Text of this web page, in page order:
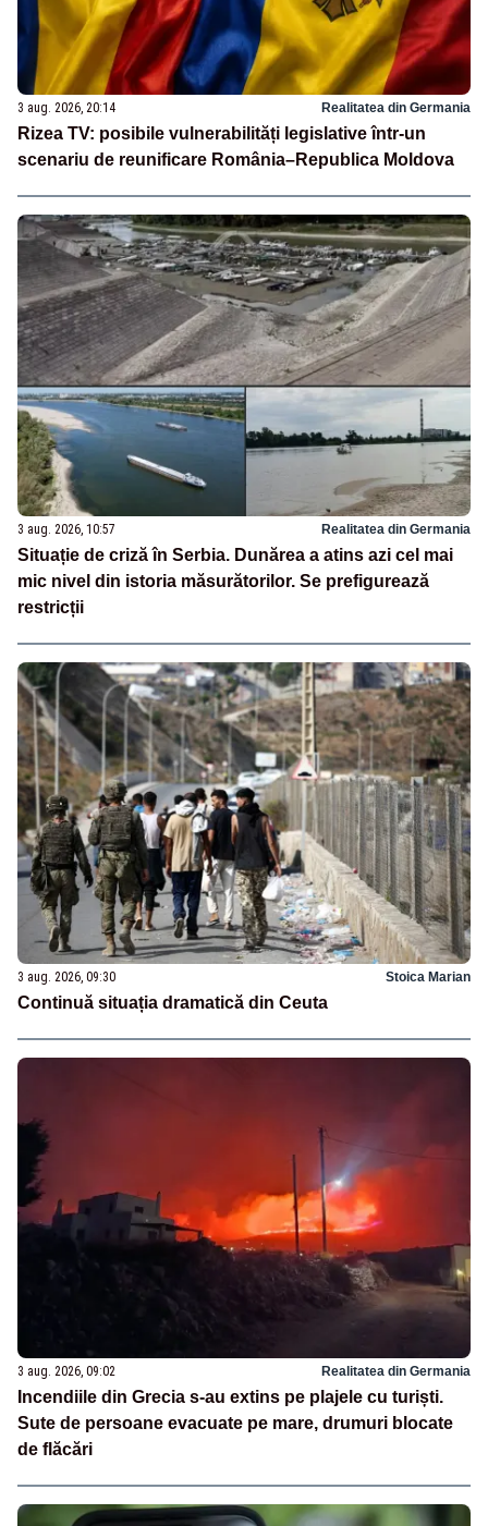
3 aug. 2026, 20:14 Realitatea din Germania
Rizea TV: posibile vulnerabilități legislative într-un
scenariu de reunificare România–Republica Moldova
3 aug. 2026, 10:57 Realitatea din Germania
Situație de criză în Serbia. Dunărea a atins azi cel mai
mic nivel din istoria măsurătorilor. Se prefigurează
restricții
3 aug. 2026, 09:30 Stoica Marian
Continuă situația dramatică din Ceuta
3 aug. 2026, 09:02 Realitatea din Germania
Incendiile din Grecia s-au extins pe plajele cu turiști.
Sute de persoane evacuate pe mare, drumuri blocate
de flăcări